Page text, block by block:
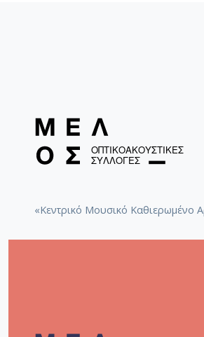
«Κεντρικό Μουσικό Καθιερωμένο